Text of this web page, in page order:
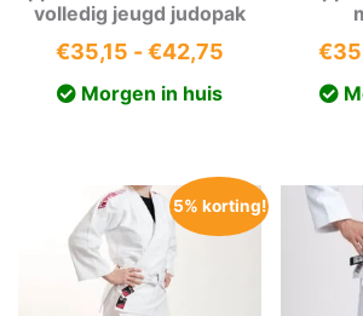
volledig jeugd judopak
€35,15 -€42,75Prijsklasse:
Morgen in huis
€
5% korting!